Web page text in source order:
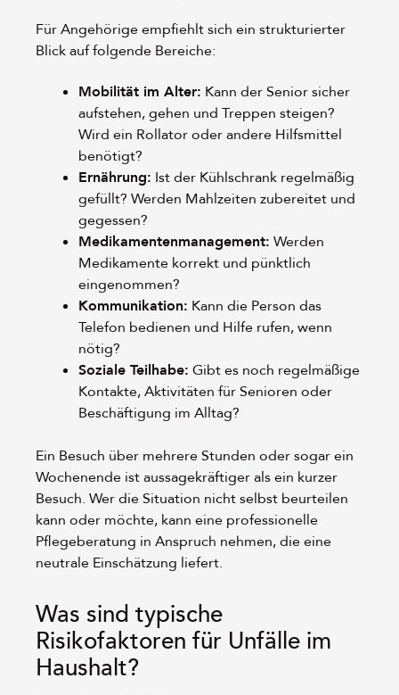
Für Angehörige empfiehlt sich ein strukturierter
Blick auf folgende Bereiche:
Mobilität im Alter: Kann der Senior sicher
aufstehen, gehen und Treppen steigen?
Wird ein Rollator oder andere Hilfsmittel
benötigt?
Ernährung: Ist der Kühlschrank regelmäßig
gefüllt? Werden Mahlzeiten zubereitet und
gegessen?
Medikamentenmanagement: Werden
Medikamente korrekt und pünktlich
eingenommen?
Kommunikation: Kann die Person das
Telefon bedienen und Hilfe rufen, wenn
nötig?
Soziale Teilhabe: Gibt es noch regelmäßige
Kontakte, Aktivitäten für Senioren oder
Beschäftigung im Alltag?
Ein Besuch über mehrere Stunden oder sogar ein
Wochenende ist aussagekräftiger als ein kurzer
Besuch. Wer die Situation nicht selbst beurteilen
kann oder möchte, kann eine professionelle
Pflegeberatung in Anspruch nehmen, die eine
neutrale Einschätzung liefert.
Was sind typische
Risikofaktoren für Unfälle im
Haushalt?